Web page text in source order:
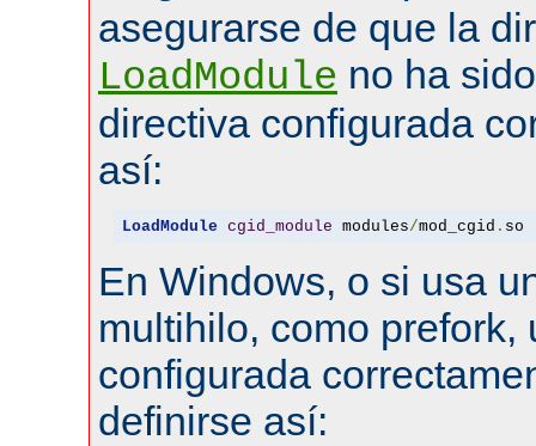
asegurarse de que la
LoadModule no ha
directiva configurada
así:
LoadModule cgid_module modules/mod_cgid . so
En Windows, o si usa
multihilo, como prefork,
configurada
definirse así: